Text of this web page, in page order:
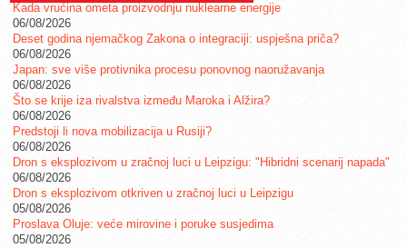
Kada vrućina ometa proizvodnju nuklearne energije
06/08/2026
Deset godina njemačkog Zakona o integraciji: uspješna priča?
06/08/2026
Japan: sve više protivnika procesu ponovnog naoružavanja
06/08/2026
Što se krije iza rivalstva između Maroka i Alžira?
06/08/2026
Predstoji li nova mobilizacija u Rusiji?
06/08/2026
Dron s eksplozivom u zračnoj luci u Leipzigu: "Hibridni scenarij napada"
06/08/2026
Dron s eksplozivom otkriven u zračnoj luci u Leipzigu
05/08/2026
Proslava Oluje: veće mirovine i poruke susjedima
05/08/2026